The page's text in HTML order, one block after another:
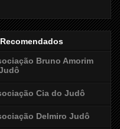
Bruno Amorim
Cia do Judô
Delmiro Judô